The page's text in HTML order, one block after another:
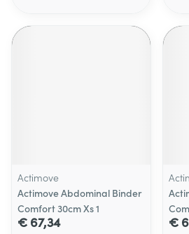
Actimove
Actimove Abdominal Binder
Comfort 30cm Xs 1
€ 67,34 €